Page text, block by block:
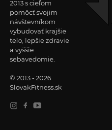
2013 s cieľom
pomôcť svojim
návštevníkom
vybudovať krajšie
telo, lepšie zdravie
a vyššie
sebavedomie.
© 2013 - 2026
SlovakFitness.sk